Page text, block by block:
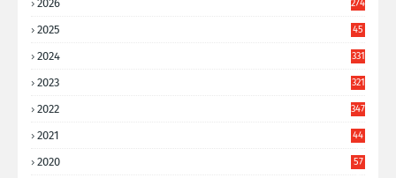
2026 274
2025
45
2024 331
2023 321
2022 347
2021
44
2020
57